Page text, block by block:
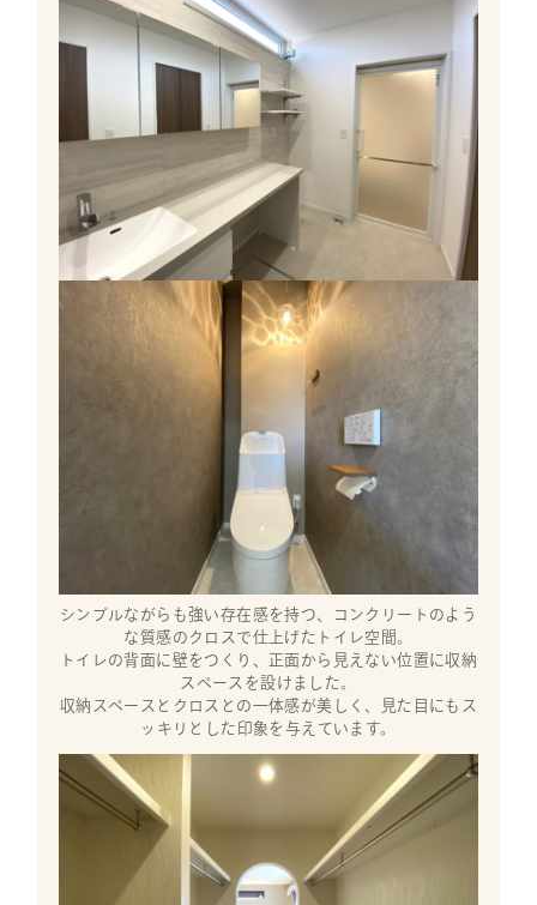
シンプルながらも強い存在感を持つ、コンクリートのよう
な質感のクロスで仕上げたトイレ空間。
トイレの背面に壁をつくり、正面から見えない位置に収納
スペースを設けました。
収納スペースとクロスとの一体感が美しく、見た目にもス
ッキリとした印象を与えています。